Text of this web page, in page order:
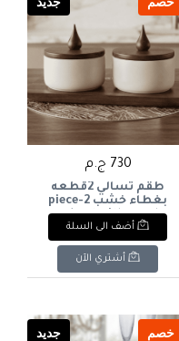
730 ج.م
طقم تسالي 2قطعه
بغطاء خشب 2-piece
snack set with wooden
lid
أضف الى السلة
أشتري الآن
خصم جديد